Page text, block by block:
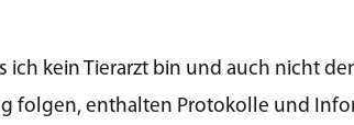
ich kein Tierarzt bin und auch nicht
folgen, enthalten Protokolle und